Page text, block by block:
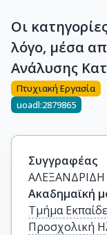
Οι
λόγο, μέσα
Ανάλυσης
Πτυχιακή Εργασία
uoadl:2879865
Συγγραφέας
Ακαδημαϊκή
Τμήμα
Προσχολική